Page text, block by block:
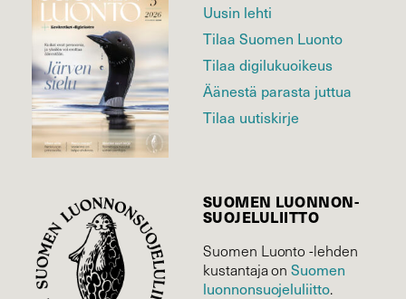
Uusin lehti
Tilaa Suomen Luonto
Tilaa digilukuoikeus
Äänestä parasta juttua
Tilaa uutiskirje
SUOMEN LUONNON­
SUOJELU­LIITTO
Suomen Luonto -lehden
kustantaja onSuomen
luonnonsuojelu­liitto.